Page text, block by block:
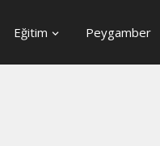
Eğitim Peygamber